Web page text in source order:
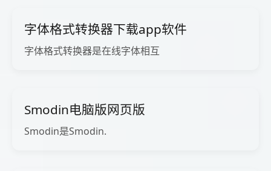
字体格式转换器下载app软件
字体格式转换器是在线字体相互
Smodin电脑版网页版
Smodin是Smodin.